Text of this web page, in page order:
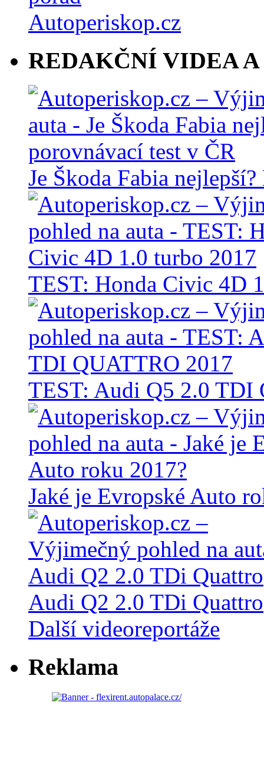
REDAKČNÍ VIDEA A
Je Škoda Fabia
TEST: Honda Civic 4D
TEST: Audi Q5 2.0 TDI
Jaké je Evropské Auto
Audi Q2 2.0 TDi Quattro
Další videoreportáže
Reklama